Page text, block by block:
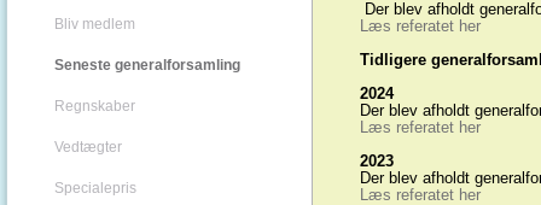
Bliv medlem
Seneste generalforsamling
Regnskaber
Vedtægter
Specialepris
Der blev afholdt
Læs referatet her
Tidligere
2024
Der blev afholdt
Læs referatet her
2023
Der blev afholdt
Læs referatet her